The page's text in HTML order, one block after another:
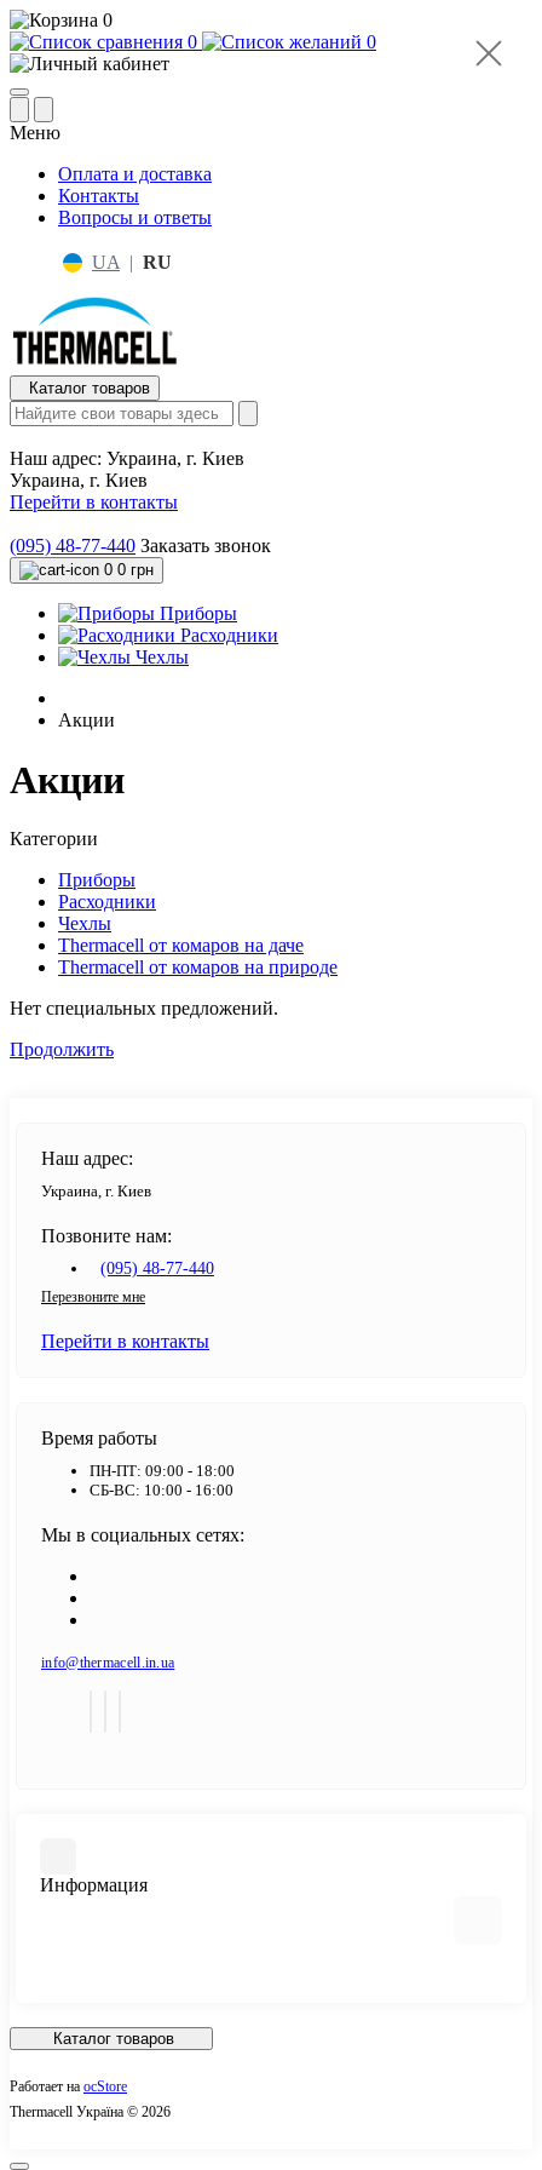
0
0
0
Меню
Оплата и доставка
Контакты
Вопросы и ответы
UA | RU
Каталог товаров
Наш адрес: Украина, г. Киев
Украина, г. Киев
Перейти в контакты
(095) 48-77-440 Заказать звонок
0 0 грн
Приборы
Расходники
Чехлы
Акции
Акции
Категории
Приборы
Расходники
Чехлы
Thermacell от комаров на даче
Thermacell от комаров на природе
Нет специальных предложений.
Продолжить
Наш адрес:
Украина, г. Киев
Позвоните нам:
(095) 48-77-440
Перезвоните мне
Перейти в контакты
Время работы
ПН-ПТ: 09:00 - 18:00
СБ-ВС: 10:00 - 16:00
Мы в социальных сетях:
info@thermacell.in.ua
Информация
Ответы на часто задаваемые вопросы
О компании Thermacell
Каталог товаров
Работает на ocStore
Thermacell Україна © 2026